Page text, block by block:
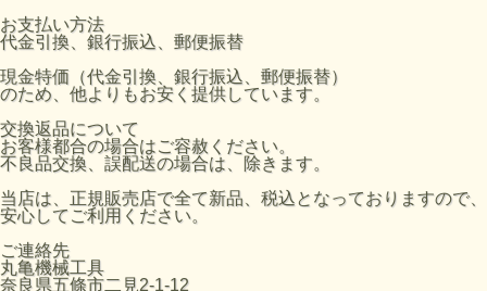
お支払い方法
代金引換、銀行振込、郵便振替
現金特価（代金引換、銀行振込、郵便振替）
のため、他よりもお安く提供しています。
交換返品について
お客様都合の場合はご容赦ください。
不良品交換、誤配送の場合は、除きます。
当店は、正規販売店で全て新品、税込となっておりますので、
安心してご利用ください。
ご連絡先
丸亀機械工具
奈良県五條市二見2-1-12